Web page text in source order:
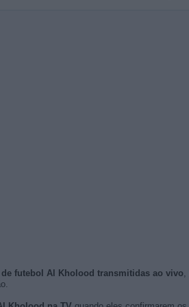
futebol Al Kholood transmitidas ao vivo,